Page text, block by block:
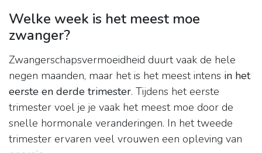
Welke week is het meest moe
zwanger?
Zwangerschapsvermoeidheid duurt vaak de hele
negen maanden, maar het is het meest intens in het
eerste en derde trimester. Tijdens het eerste
trimester voel je je vaak het meest moe door de
snelle hormonale veranderingen. In het tweede
trimester ervaren veel vrouwen een opleving van